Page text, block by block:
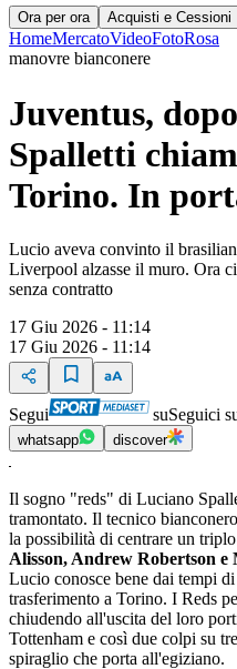
Ora per ora Acquisti e Cessioni
HomeMercatoVideoFotoRosa
manovre bianconere
Juventus,
Spalletti
Torino. In
Lucio aveva convinto il
Liverpool alzasse il muro. Ora
senza contratto
17 Giu 2026 - 11:14
17 Giu 2026 - 11:14
Segui suSeguici
whatsapp discover
Il sogno "reds" di Luciano
tramontato. Il tecnico
la possibilità di centrare un
Alisson, Andrew Robertson e
Lucio conosce bene dai tempi
trasferimento a Torino. I Reds
chiudendo all'uscita del loro
Tottenham e così due colpi su
spiraglio che porta all'egiziano.